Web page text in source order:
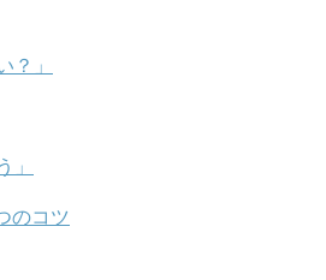
？」
」
のコツ